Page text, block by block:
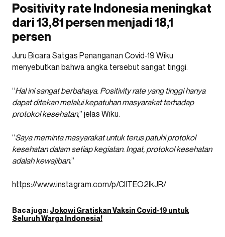
Positivity rate Indonesia meningkat
dari 13,81 persen menjadi 18,1
persen
Juru Bicara Satgas Penanganan Covid-19 Wiku
menyebutkan bahwa angka tersebut sangat tinggi.
“Hal ini sangat berbahaya. Positivity rate yang tinggi hanya
dapat ditekan melalui kepatuhan masyarakat terhadap
protokol kesehatan,” jelas Wiku.
“Saya meminta masyarakat untuk terus patuhi protokol
kesehatan dalam setiap kegiatan. Ingat, protokol kesehatan
adalah kewajiban.”
https://www.instagram.com/p/CIlTEO2lkJR/
Baca juga:Jokowi Gratiskan Vaksin Covid-19 untuk
Seluruh Warga Indonesia!